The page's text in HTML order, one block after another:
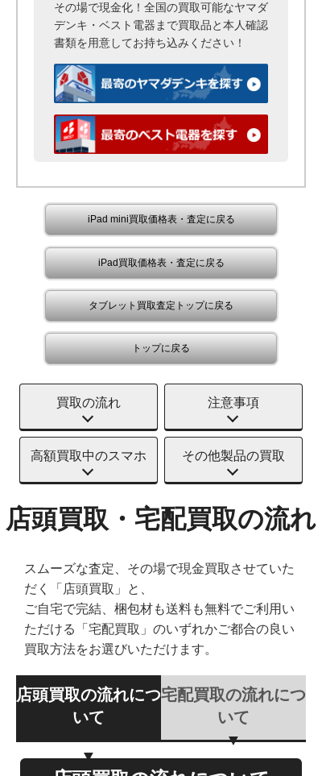
その場で現金化！全国の買取可能なヤマダ
デンキ・ベスト電器まで買取品と本人確認
書類を用意してお持ち込みください！
iPad mini買取価格表・査定に戻る
iPad買取価格表・査定に戻る
タブレット買取査定トップに戻る
トップに戻る
買取の流れ 注意事項
高額買取中のスマホ その他製品の買取
店頭買取・宅配買取の流れ
スムーズな査定、その場で現金買取させていた
だく「店頭買取」と、
ご自宅で完結、梱包材も送料も無料でご利用い
ただける「宅配買取」のいずれかご都合の良い
買取方法をお選びいただけます。
店頭買取の流れにつ
いて
宅配買取の流れにつ
いて